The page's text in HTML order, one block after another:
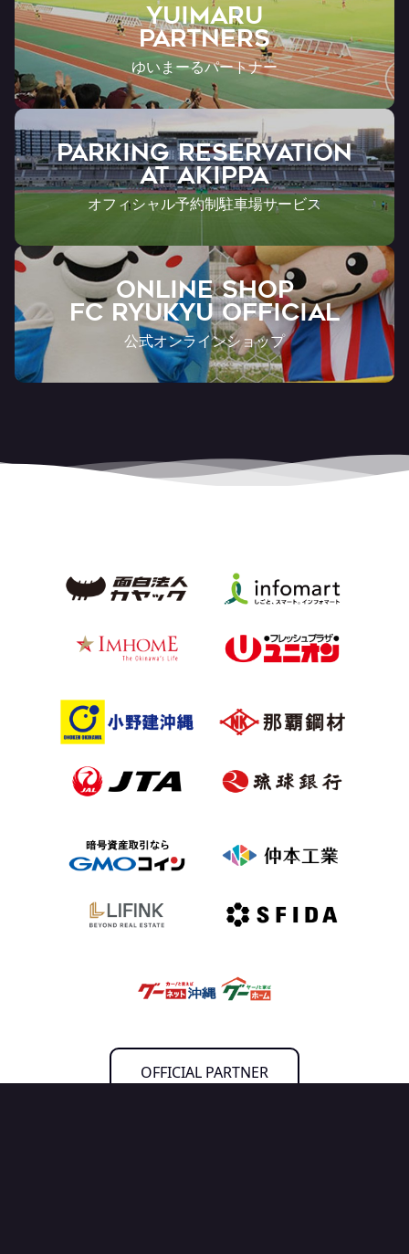
YUIMARU
Partners
ゆいまーるパートナー
PARKING RESERVATION
AT Akippa
オフィシャル予約制駐車場サービス
ONLINE SHOP
FC RYUKYU OFFICIAL
公式オンラインショップ
OFFICIAL PARTNER